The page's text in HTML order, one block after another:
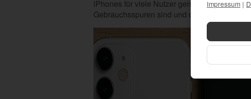
iPhones für viele Nutzer genauso wichtig ist
Gebrauchsspuren sind und optisch
Impressum |